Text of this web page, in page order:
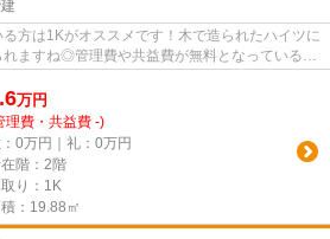
方は1Kがオススメです！木で造られたハイツに
ますね◎管理費や共益費が無料となっているの
万円
理費・共益費 -)
0万円｜礼：0万円
階：2階
り：1K
：19.88㎡